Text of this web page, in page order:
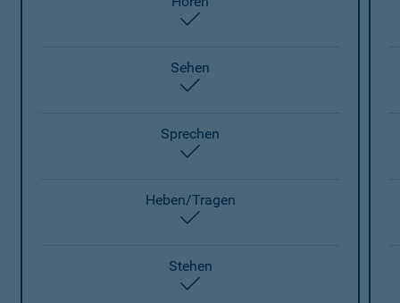
Sehen
Sprechen
Heben/Tragen
Stehen